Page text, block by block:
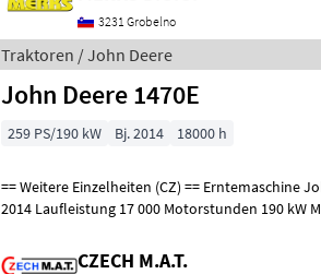
3231 Grobelno
Traktoren / John Deere
John Deere 1470E
259 PS/190 kW Bj. 2014 18000 h
== Weitere Einzelheiten (CZ) == Erntemaschine JohnDeere 1470 E Jahr
2014 Laufleistung 17 000 Motorstunden 190 kW
CZECH M.A.T.